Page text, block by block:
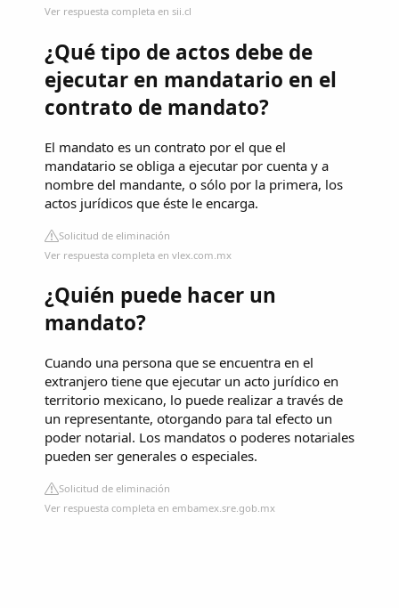
Ver respuesta completa en sii.cl
¿Qué tipo de actos debe de
ejecutar en mandatario en el
contrato de mandato?
El mandato es un contrato por el que el
mandatario se obliga a ejecutar por cuenta y a
nombre del mandante, o sólo por la primera, los
actos jurídicos que éste le encarga.
Solicitud de eliminación
Ver respuesta completa en vlex.com.mx
¿Quién puede hacer un
mandato?
Cuando una persona que se encuentra en el
extranjero tiene que ejecutar un acto jurídico en
territorio mexicano, lo puede realizar a través de
un representante, otorgando para tal efecto un
poder notarial. Los mandatos o poderes notariales
pueden ser generales o especiales.
Solicitud de eliminación
Ver respuesta completa en embamex.sre.gob.mx